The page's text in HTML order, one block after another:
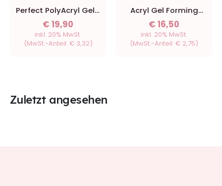
Perfect PolyAcryl Gel -
White Glitter 15g
€ 19,90
inkl. 20% MwSt.
(MwSt.-Anteil: € 3,32)
Acryl Gel Forming
Solution Refill 500 ml -
Kiwi Nails
€ 16,50
inkl. 20% MwSt.
(MwSt.-Anteil: € 2,75)
Zuletzt angesehen